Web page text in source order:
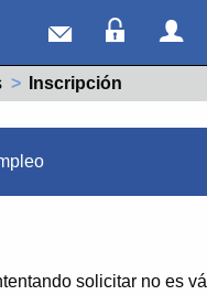
Correo web
Actual:
Inscripción
solicitar no es